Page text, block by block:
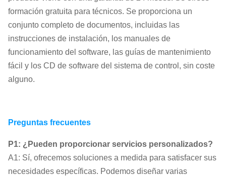
formación gratuita para técnicos. Se proporciona un
conjunto completo de documentos, incluidas las
instrucciones de instalación, los manuales de
funcionamiento del software, las guías de mantenimiento
fácil y los CD de software del sistema de control, sin coste
alguno.
Preguntas frecuentes
P1: ¿Pueden proporcionar servicios personalizados?
A1: Sí, ofrecemos soluciones a medida para satisfacer sus
necesidades específicas. Podemos diseñar varias